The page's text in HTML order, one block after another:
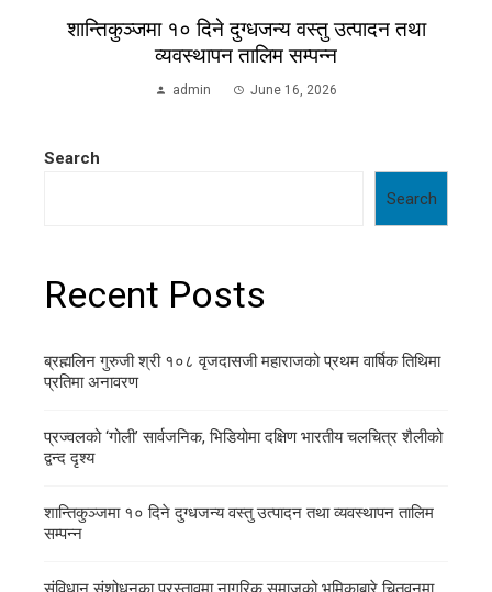
शान्तिकुञ्जमा १० दिने दुग्धजन्य वस्तु उत्पादन तथा
व्यवस्थापन तालिम सम्पन्न
admin June 16, 2026
Search
Search
Recent Posts
ब्रह्मलिन गुरुजी श्री १०८ वृजदासजी महाराजको प्रथम वार्षिक तिथिमा
प्रतिमा अनावरण
प्रज्वलको ‘गोली’ सार्वजनिक, भिडियोमा दक्षिण भारतीय चलचित्र शैलीको
द्वन्द दृश्य
शान्तिकुञ्जमा १० दिने दुग्धजन्य वस्तु उत्पादन तथा व्यवस्थापन तालिम
सम्पन्न